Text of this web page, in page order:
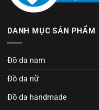
DANH MỤC SẢN PHẨM
Đồ da nam
Đồ da nữ
Đồ da handmade